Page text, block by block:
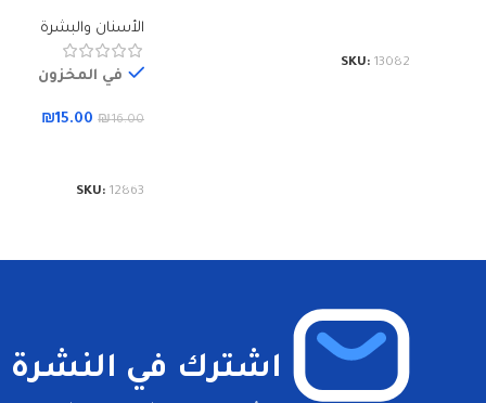
SKU: 13082
الأسنان والبشرة
في المخزون
₪16.00
₪15.00
SKU: 12863
اشترك في النشرة